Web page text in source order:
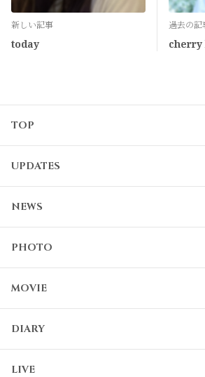
新しい記事
today
過去の記
cherry
TOP
UPDATES
NEWS
PHOTO
MOVIE
DIARY
LIVE